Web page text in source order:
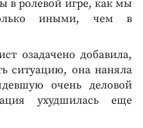
в ролевой игре, как мы
иными, чем в
озадачено добавила,
ситуацию, она наняла
очень деловой
ухудшилась еще